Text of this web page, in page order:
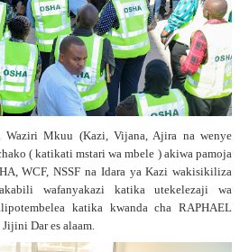
Mkuu (Kazi, Vijana, Ajira na wenye
( katikati mstari wa mbele ) akiwa pamoja
WCF, NSSF na Idara ya Kazi wakisikiliza
wafanyakazi katika utekelezaji wa
katika kwanda cha RAPHAEL
Dar es alaam.